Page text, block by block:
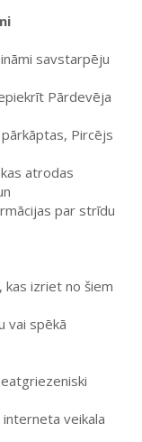
savstarpēju
Pārdevēja
Pircējs
atrodas
par strīdu
kas izriet no šiem
vai spēkā
veikala